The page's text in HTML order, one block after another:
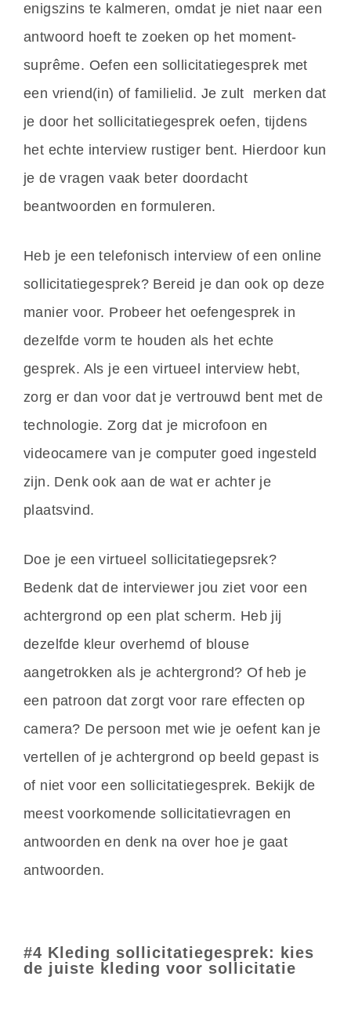
enigszins te kalmeren, omdat je niet naar een
antwoord hoeft te zoeken op het moment-
suprême. Oefen een sollicitatiegesprek met
een vriend(in) of familielid. Je zult merken dat
je door het sollicitatiegesprek oefen, tijdens
het echte interview rustiger bent. Hierdoor kun
je de vragen vaak beter doordacht
beantwoorden en formuleren.
Heb je een telefonisch interview of een online
sollicitatiegesprek? Bereid je dan ook op deze
manier voor. Probeer het oefengesprek in
dezelfde vorm te houden als het echte
gesprek. Als je een virtueel interview hebt,
zorg er dan voor dat je vertrouwd bent met de
technologie. Zorg dat je microfoon en
videocamere van je computer goed ingesteld
zijn. Denk ook aan de wat er achter je
plaatsvind.
Doe je een virtueel sollicitatiegepsrek?
Bedenk dat de interviewer jou ziet voor een
achtergrond op een plat scherm. Heb jij
dezelfde kleur overhemd of blouse
aangetrokken als je achtergrond? Of heb je
een patroon dat zorgt voor rare effecten op
camera? De persoon met wie je oefent kan je
vertellen of je achtergrond op beeld gepast is
of niet voor een sollicitatiegesprek. Bekijk de
meest voorkomende sollicitatievragen en
antwoorden en denk na over hoe je gaat
antwoorden.
#4 Kleding sollicitatiegesprek: kies
de juiste kleding voor sollicitatie